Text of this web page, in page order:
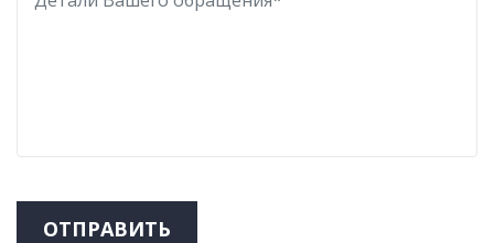
ОТПРАВИТЬ